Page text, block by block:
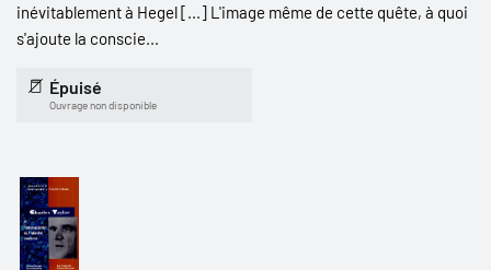
inévitablement à Hegel [...] L'image même de cette quête, à quoi
s'ajoute la conscie...
Épuisé
Ouvrage non disponible